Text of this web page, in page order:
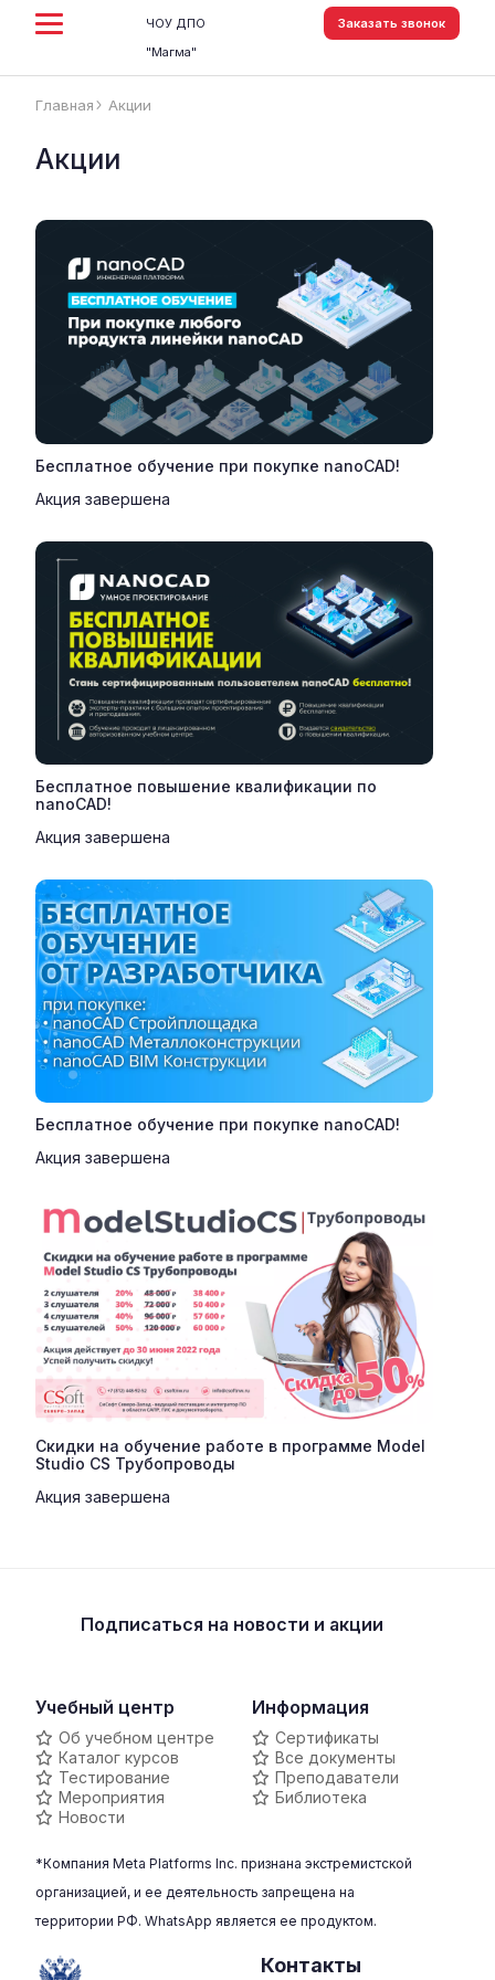
ЧОУ ДПО
"Магма"
Заказать звонок
Главная arrow_forward_ios Акции
Акции
Бесплатное обучение при покупке nanoCAD!
Акция завершена
Бесплатное повышение квалификации по
nanoCAD!
Акция завершена
Бесплатное обучение при покупке nanoCAD!
Акция завершена
Скидки на обучение работе в программе Model
Studio CS Трубопроводы
Акция завершена
Подписаться на новости и акции
Учебный центр
Об учебном центре
Каталог курсов
Тестирование
Мероприятия
Новости
Информация
Сертификаты
Все документы
Преподаватели
Библиотека
*Компания Meta Platforms Inc. признана экстремистской
организацией, и ее деятельность запрещена на
территории РФ. WhatsApp является ее продуктом.
Контакты